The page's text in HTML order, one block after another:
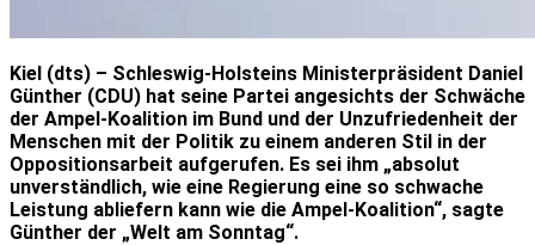
Kiel (dts) – Schleswig-Holsteins Ministerpräsident Daniel
Günther (CDU) hat seine Partei angesichts der Schwäche
der Ampel-Koalition im Bund und der Unzufriedenheit der
Menschen mit der Politik zu einem anderen Stil in der
Oppositionsarbeit aufgerufen. Es sei ihm „absolut
unverständlich, wie eine Regierung eine so schwache
Leistung abliefern kann wie die Ampel-Koalition“, sagte
Günther der „Welt am Sonntag“.